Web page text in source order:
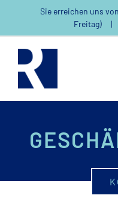
springen
Sie erreichen uns
Freitag)|